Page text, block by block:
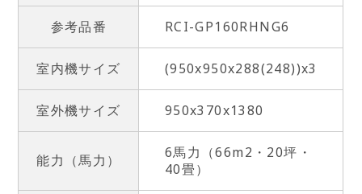
参考品番 RCI-GP160RHNG6
室内機サイズ (950x950x288(248))x3
室外機サイズ 950x370x1380
能力（馬力）
6馬力（66m2・20坪・
40畳）